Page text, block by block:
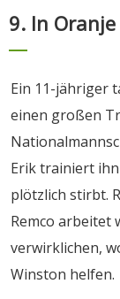
9. In
Ein 11-jähriger
einen großen
Erik trainiert
plötzlich stirbt.
Remco arbeitet
verwirklichen,
Winston helfen.